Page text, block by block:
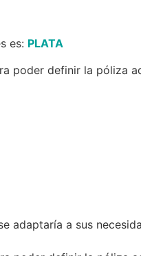
es: PLATA
poder definir la póliza
adaptaría a sus